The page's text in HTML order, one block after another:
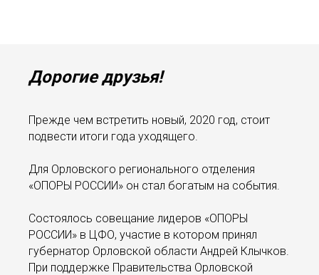
Дорогие друзья!
Прежде чем встретить новый, 2020 год, стоит
подвести итоги года уходящего.
Для Орловского регионального отделения
«ОПОРЫ РОССИИ» он стал богатым на события.
Состоялось совещание лидеров «ОПОРЫ
РОССИИ» в ЦФО, участие в котором принял
губернатор Орловской области Андрей Клычков.
При поддержке Правительства Орловской